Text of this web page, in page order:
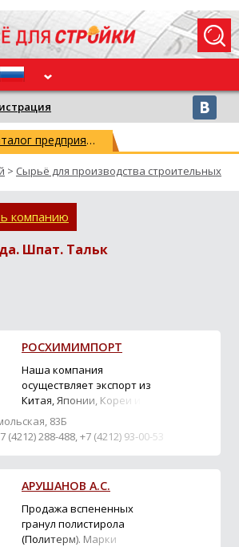
(всего 62959)Каталог предприятий (всего 29787)
> Сырьё для производства строительных
компанию
Шпат. Тальк
РОСХИМИМПОРТ
Наша компания
осуществляет экспорт из
Китая, Японии, Кореи и
других стран
строительных
материалов,
автомобильных
запчастей, изделий из
металла, химических
веществ, товаров для
83Б
(4212) 288-488, +7 (4212) 93-00-53
АРУШАНОВ А.С.
Продажа вспененных
гранул полистирола
(Политерм). Марки